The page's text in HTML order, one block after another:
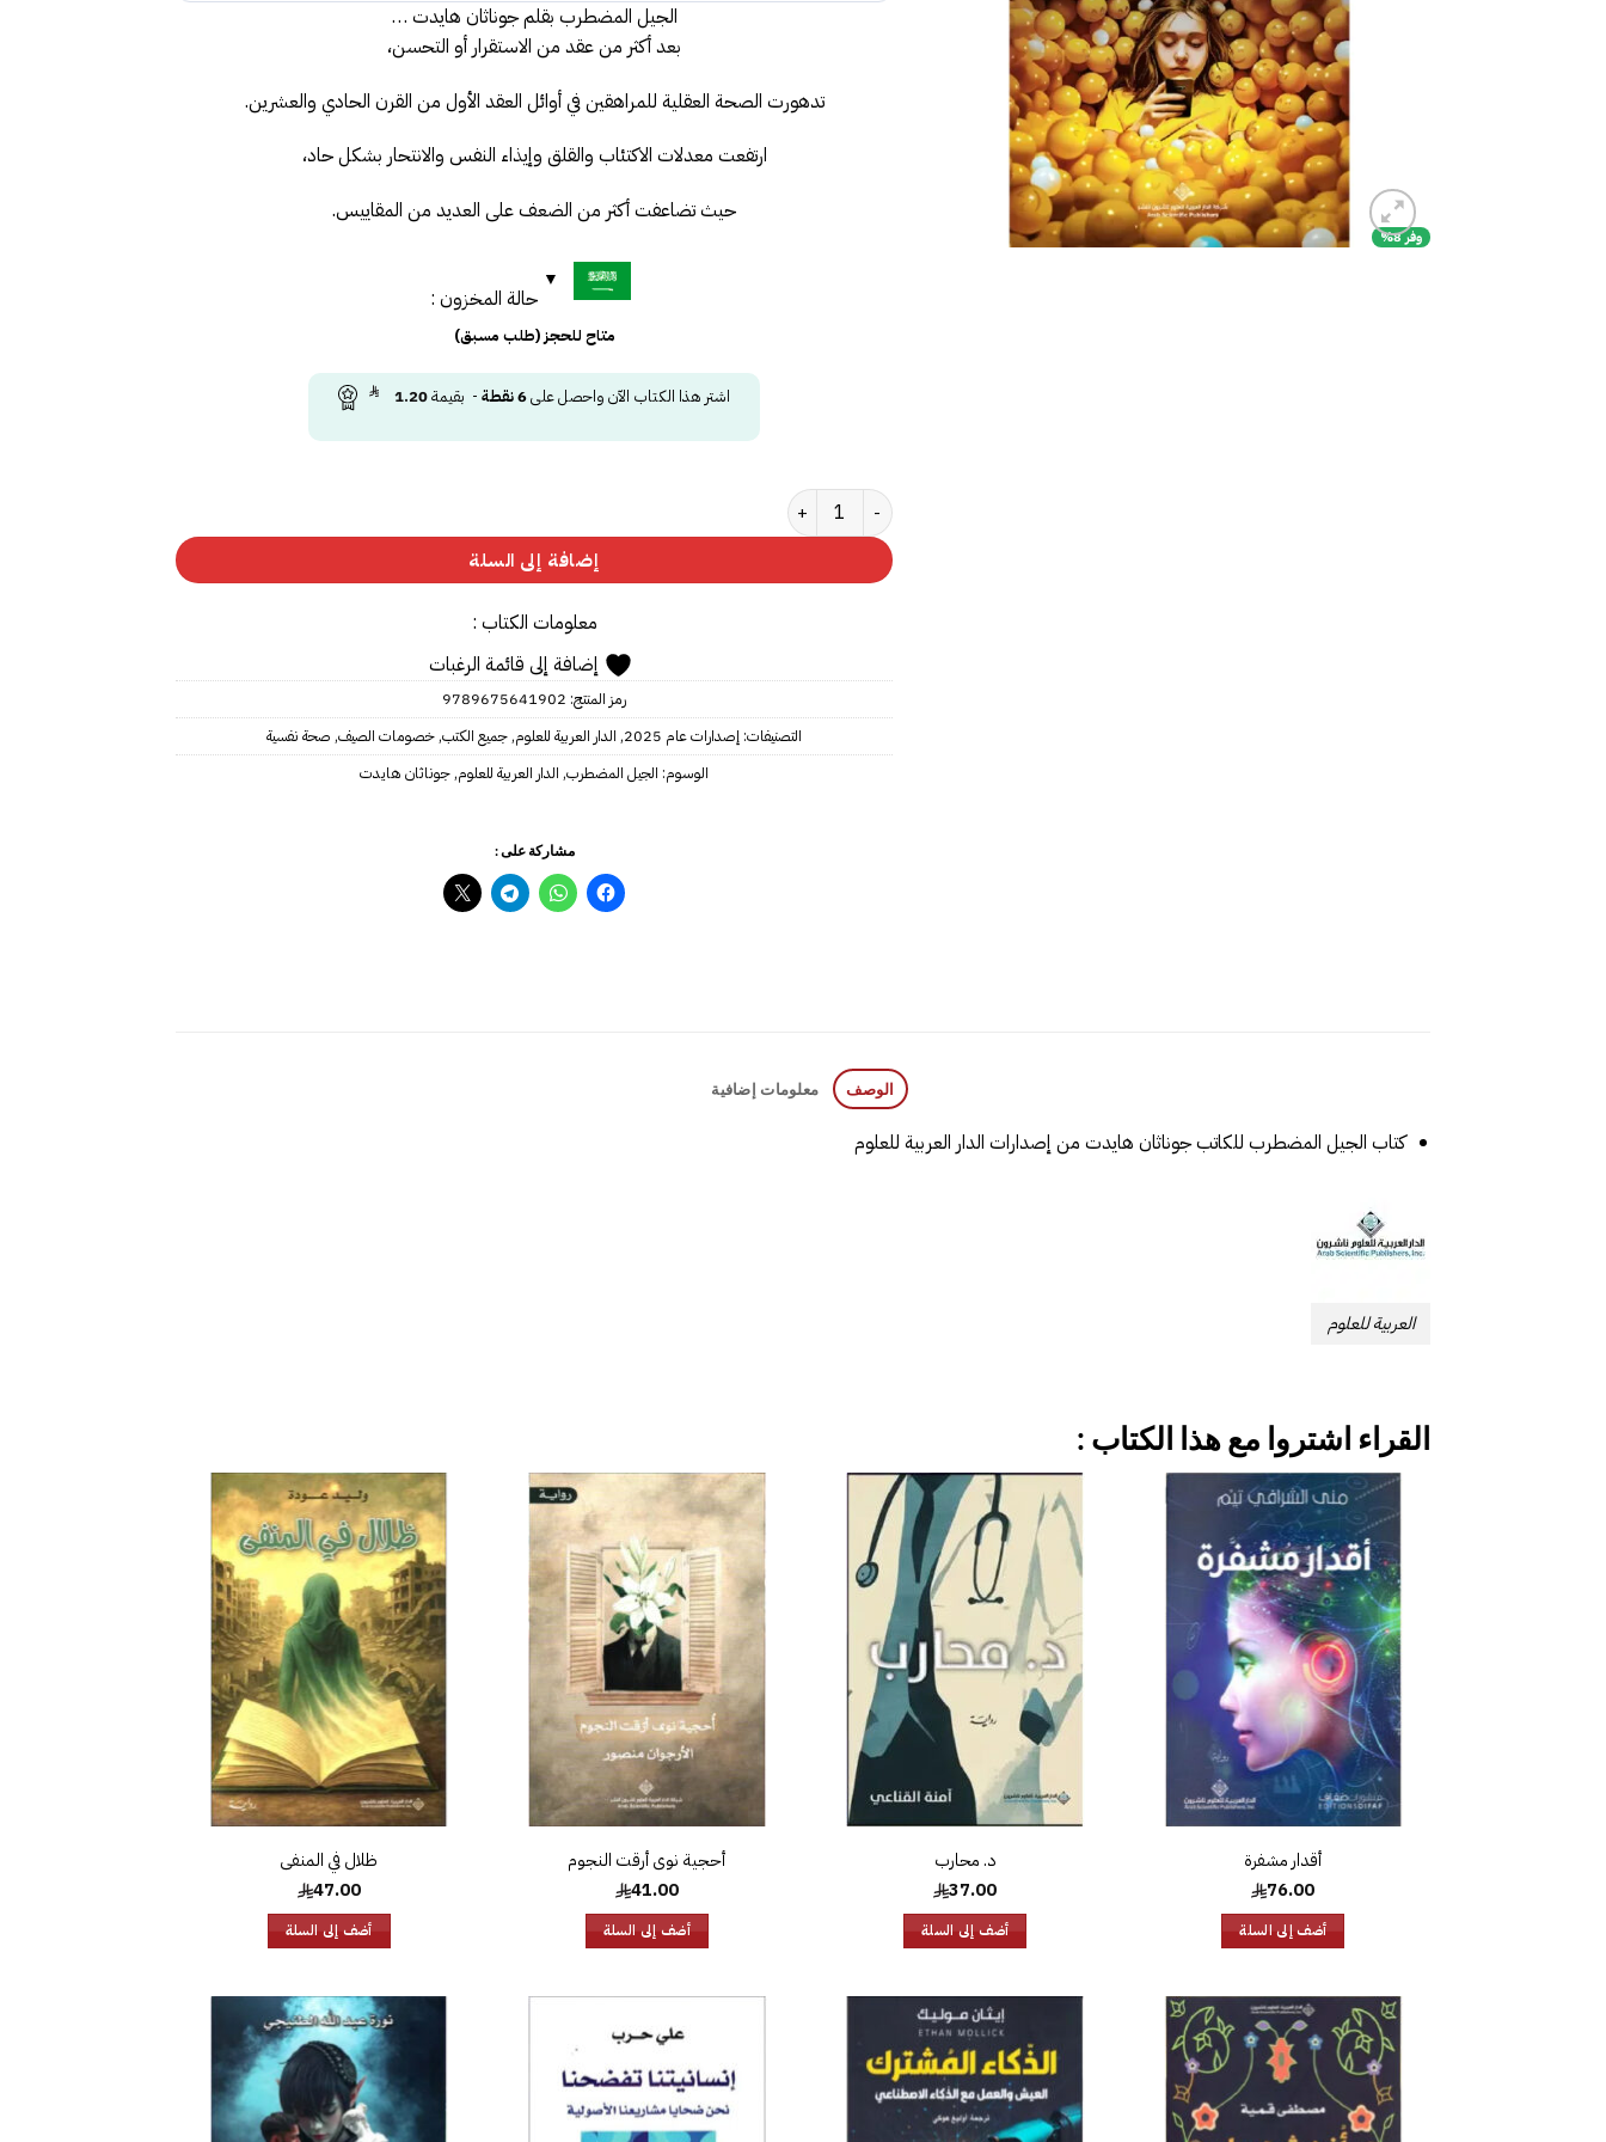
وفر 8%
الجيل المضطرب بقلم جوناثان هايدت …
بعد أكثر من عقد من الاستقرار أو التحسن،
تدهورت الصحة العقلية للمراهقين في أوائل العقد الأول من القرن الحادي والعشرين.
ارتفعت معدلات الاكتئاب والقلق وإيذاء النفس والانتحار بشكل حاد،
حيث تضاعفت أكثر من الضعف على العديد من المقاييس.
حالة المخزون :
متاح للحجز (طلب مسبق)
اشتر هذا الكتاب الآن واحصل على6نقطة- بقيمة1.20
كمية الجيل المضطرب
إضافة إلى السلة
معلومات الكتاب :
إضافة إلى قائمة الرغبات
رمز المنتج: 9789675641902
التصنيفات: إصدارات عام 2025 , الدار العربية للعلوم,جميع الكتب,خصومات الصيف, صحة نفسية
الوسوم: الجيل المضطرب, الدار العربية للعلوم,جوناثان هايدت
مشاركة على :
الوصف معلومات إضافية
كتاب الجيل المضطرب للكاتب جوناثان هايدت من إصدارات الدار العربية للعلوم
العربية للعلوم
القراء اشتروا مع هذا الكتاب :
أقدار مشفرة
76.00
أضف إلى السلة
قائمة
الرغبات
د. محارب
37.00
أضف إلى السلة
إضافة
قائمة
الرغبات
أحجية نوى أرقت النجوم
41.00
أضف إلى السلة
إضافة
إلى
قائمة
الرغبات
ظلال في المنفى
47.00
أضف إلى السلة
إلى
قائمة
الرغبات
إضافة
قائمة